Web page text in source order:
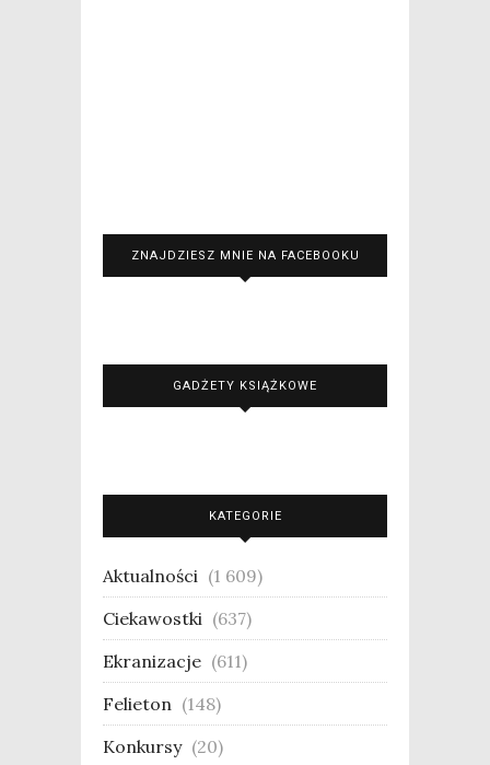
ZNAJDZIESZ MNIE NA FACEBOOKU
GADŻETY KSIĄŻKOWE
KATEGORIE
Aktualności (1 609)
Ciekawostki (637)
Ekranizacje (611)
Felieton (148)
Konkursy (20)